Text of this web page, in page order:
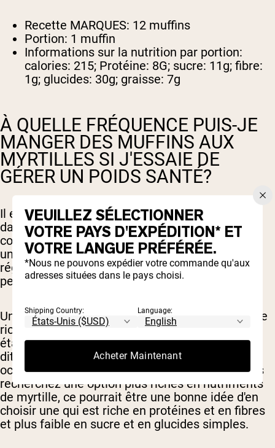
Recette MARQUES: 12 muffins
Portion: 1 muffin
Informations sur la nutrition par portion:
calories: 215; Protéine: 8G; sucre: 11g; fibre:
1g; glucides: 30g; graisse: 7g
À QUELLE FRÉQUENCE PUIS-JE
MANGER DES MUFFINS AUX
MYRTILLES SI J'ESSAIE DE
GÉRER UN POIDS SANTÉ?
Il existe de nombreux facteurs qui jouent un rôle
dans la gestion d'un poids santé, et c'est plus
compliqué que de manger ou de ne pas manger
un aliment particulier. Cependant, manger un
régime nutritif, des protéines et riches en fibres
peut être utile pour gérer un poids santé.
Un muffin aux myrtilles typique a tendance à être
riche en glucides et en sucres simples, tout en
étant faible en fibres et en protéines. Cela étant
dit, il est totalement acceptable de se livrer
occasionnellement à une gâterie sucrée. Si vous
recherchez une option plus riches en nutriments
de myrtille, ce pourrait être une bonne idée d'en
choisir une qui est riche en protéines et en fibres
et plus faible en sucre et en glucides simples.
VEUILLEZ SÉLECTIONNER
VOTRE PAYS D'EXPÉDITION* ET
VOTRE LANGUE PRÉFÉRÉE.
*Nous ne pouvons expédier votre commande qu'aux
adresses situées dans le pays choisi.
Shipping Country: Language:
Acheter Maintenant